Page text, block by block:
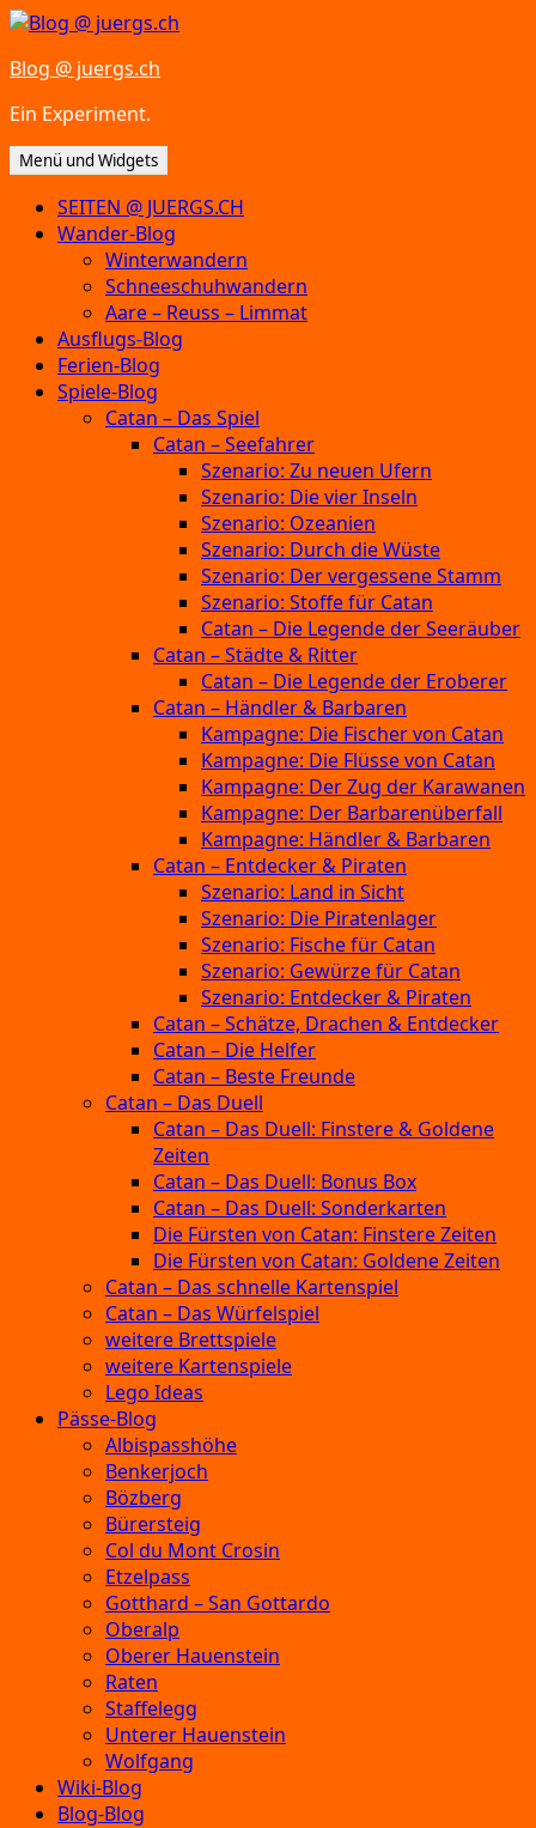
Zum
springen
Blog @ juergs.ch
Ein Experiment.
Menü und Widgets
SEITEN @ JUERGS.CH
Wander-Blog
Winterwandern
Schneeschuhwandern
Aare – Reuss – Limmat
Ausflugs-Blog
Ferien-Blog
Spiele-Blog
Catan – Das Spiel
Catan – Seefahrer
Szenario: Zu neuen Ufern
Szenario: Die vier Inseln
Szenario: Ozeanien
Szenario: Durch die Wüste
Szenario: Der vergessene Stamm
Szenario: Stoffe für Catan
Catan – Die Legende der Seeräuber
Catan – Städte & Ritter
Catan – Die Legende der Eroberer
Catan – Händler & Barbaren
Kampagne: Die Fischer von Catan
Kampagne: Die Flüsse von Catan
Kampagne: Der Zug der Karawanen
Kampagne: Der Barbarenüberfall
Kampagne: Händler & Barbaren
Catan – Entdecker & Piraten
Szenario: Land in Sicht
Szenario: Die Piratenlager
Szenario: Fische für Catan
Szenario: Gewürze für Catan
Szenario: Entdecker & Piraten
Catan – Schätze, Drachen & Entdecker
Catan – Die Helfer
Catan – Beste Freunde
Catan – Das Duell
Catan – Das Duell: Finstere & Goldene
Zeiten
Catan – Das Duell: Bonus Box
Catan – Das Duell: Sonderkarten
Die Fürsten von Catan: Finstere Zeiten
Die Fürsten von Catan: Goldene Zeiten
Catan – Das schnelle Kartenspiel
Catan – Das Würfelspiel
weitere Brettspiele
weitere Kartenspiele
Lego Ideas
Pässe-Blog
Albispasshöhe
Benkerjoch
Bözberg
Bürersteig
Col du Mont Crosin
Etzelpass
Gotthard – San Gottardo
Oberalp
Oberer Hauenstein
Raten
Staffelegg
Unterer Hauenstein
Wolfgang
Wiki-Blog
Blog-Blog